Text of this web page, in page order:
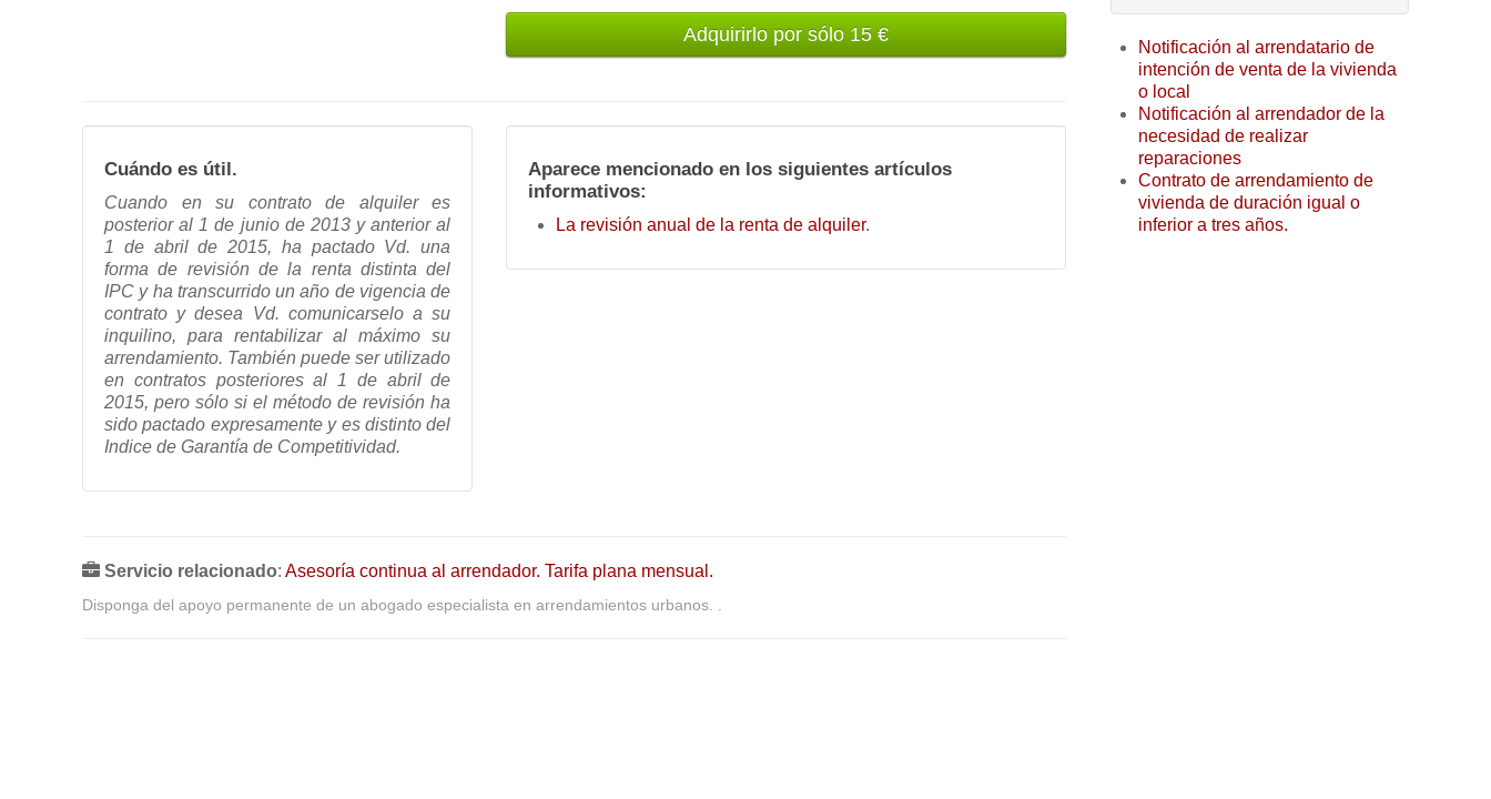
Cuándo es útil.
Cuando en su contrato de alquiler es
posterior al 1 de junio de 2013 y anterior al
1 de abril de 2015, ha pactado Vd. una
forma de revisión de la renta distinta del
IPC y ha transcurrido un año de vigencia de
contrato y desea Vd. comunicarselo a su
inquilino, para rentabilizar al máximo su
arrendamiento. También puede ser utilizado
en contratos posteriores al 1 de abril de
2015, pero sólo si el método de revisión ha
sido pactado expresamente y es distinto del
Indice de Garantía de Competitividad.
Aparece mencionado en los siguientes artículos
informativos:
La revisión anual de la renta de alquiler.
Servicio relacionado: Asesoría continua al arrendador. Tarifa plana mensual.
Disponga del apoyo permanente de un abogado especialista en arrendamientos urbanos. .
Notificación al arrendatario de
intención de venta de la vivienda
o local
Notificación al arrendador de la
necesidad de realizar
reparaciones
Contrato de arrendamiento de
vivienda de duración igual o
inferior a tres años.